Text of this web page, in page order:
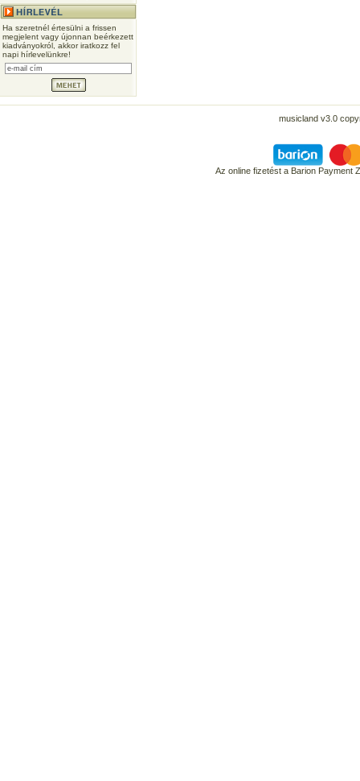
Ha szeretnél értesülni a frissen
megjelent vagy újonnan beérkezett
kiadványokról, akkor iratkozz fel
napi hírlevelünkre!
musicland v3.0
Az online fizetést a Barion Payment